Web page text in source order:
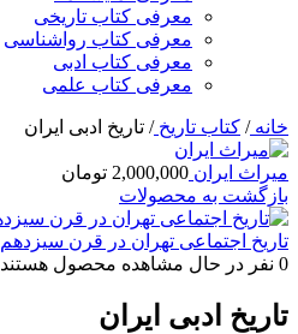
معرفی کتاب تاریخی
معرفی کتاب رواشناسی
معرفی کتاب ادبی
معرفی کتاب علمی
خانه/ کتاب تاریخ/ تاریخ ادبی ایران
میراث ایران 2,000,000 تومان
بازگشت به محصولات
تاریخ اجتماعی تهران در قرن سیزدهم
0 نفر در حال مشاهده محصول هستند
تاریخ ادبی ایران